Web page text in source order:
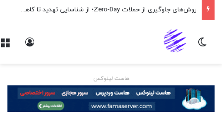
روش‌های جلوگیری از حملات Zero-Day؛ از شناسایی تهدید تا کاهش ریسک
تغییر پوسته
هاست لینوکس